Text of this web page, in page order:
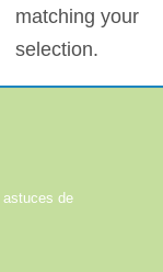
matching your
selection.
de